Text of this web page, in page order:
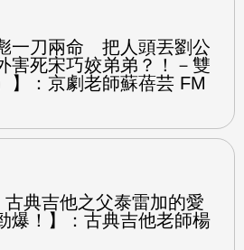
一刀兩命 把人頭丟劉公
害死宋巧姣弟弟？！－雙
】：京劇老師蘇蓓芸 FM
古典吉他之父泰雷加的愛
爆！】：古典吉他老師楊